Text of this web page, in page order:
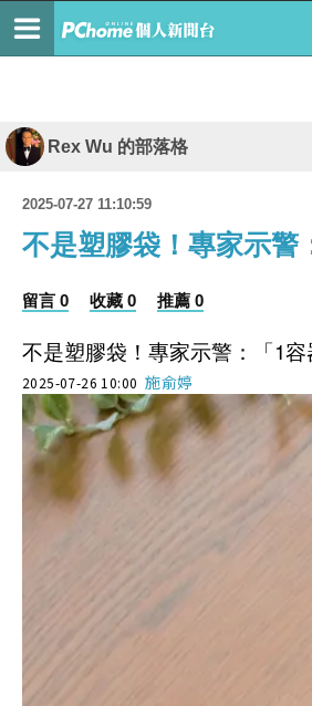
Rex Wu 的部落格
2025-07-27 11:10:59
不是塑膠袋！專家示警
留言 0 收藏 0 推薦 0
不是塑膠袋！專家示警：「1
2025-07-26 10:00施俞婷